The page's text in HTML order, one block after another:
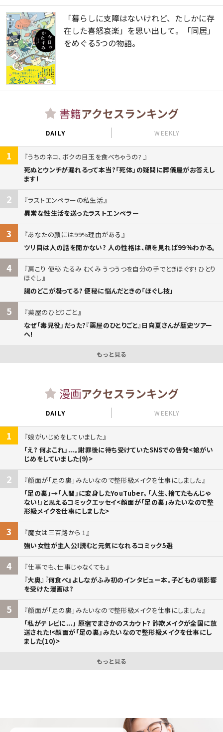
「暮らしに支障はないけれど、たしかに存
在した喜怒哀楽」を思い出して。「同居」
をめぐる5つの物語。
書籍アクセスランキング
DAILY WEEKLY
1
うちのネコ、ボクの目玉を食べちゃうの?
死ぬとウンチが漏れるって本当?「死体」の疑問に葬儀屋がお答えし
ます!
2
ラストエンペラーの私生活
異常な性生活を送ったラストエンペラー
3
あなたの顔には99%理由がある
ツリ目は人の話を聞かない? 人の性格は、顔を見れば99%わかる。
4
肩こり 便秘 たるみ むくみ うつうつを自分の手でときほぐす! ひとり
ほぐし
腸のどこが凝ってる? 便秘に悩んだときの「ほぐし技」
5
薬屋のひとりごと
なぜ「毒見役」だった?『薬屋のひとりごと』日向夏さんが歴史ツアー
へ!
もっと見る
漫画アクセスランキング
DAILY WEEKLY
1
娘がいじめをしていました
「え? 何よこれ」...。謝罪後に待ち受けていたSNSでの告発<娘がい
じめをしていました(9)>
2
顔面が「足の裏」みたいなので整形級メイクを仕事にしました
「足の裏」→「人間」に変身したYouTuber。「人生、捨てたもんじゃ
ない!」と思えるコミックエッセイ<顔面が「足の裏」みたいなので整
形級メイクを仕事にしました>
3
魔女は三百路から 1
強い女性が主人公!読むと元気になれるコミック5選
4
仕事でも、仕事じゃなくても
『大奥』『何食べ』よしながふみ初のインタビュー本。子どもの頃影響
を受けた漫画は?
5
顔面が「足の裏」みたいなので整形級メイクを仕事にしました
「私がテレビに...」 原宿でまさかのスカウト? 詐欺メイクが全国に放
送された!<顔面が「足の裏」みたいなので整形級メイクを仕事にし
ました(10)>
もっと見る